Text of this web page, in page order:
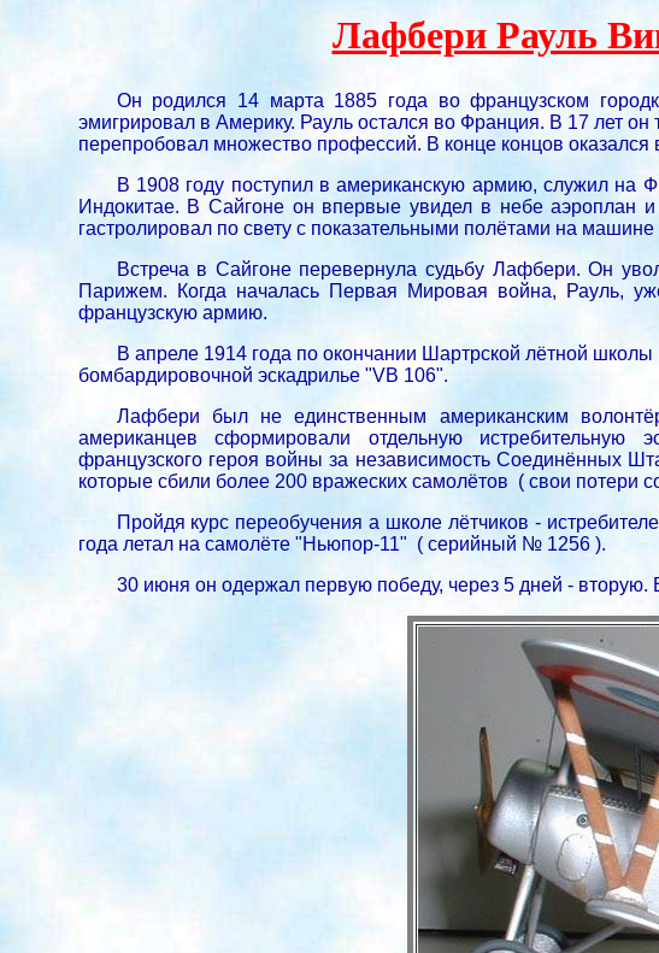
Лафбери Рауль
Он родился 14 марта 1885 года во французском
эмигрировал в Америку. Рауль остался во Франция. В 17 лет
перепробовал множество профессий. В конце концов оказался
В 1908 году поступил в американскую армию, служил на
Индокитае. В Сайгоне он впервые увидел в небе аэроплан
гастролировал по свету с показательными полётами на машине
Встреча в Сайгоне перевернула судьбу Лафбери. Он
Парижем. Когда началась Первая Мировая война, Рауль,
французскую армию.
В апреле 1914 года по окончании Шартрской лётной
бомбардировочной эскадрилье "VB 106".
Лафбери был не единственным американским
американцев сформировали отдельную
французского героя войны за независимость Соединённых
которые сбили более 200 вражеских самолётов ( свои потери
Пройдя курс переобучения а школе лётчиков -
года летал на самолёте "Ньюпор-11" ( серийный № 1256 ).
30 июня он одержал первую победу, через 5 дней -